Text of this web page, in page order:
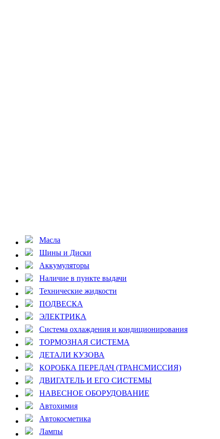
Масла
Шины и Диски
Аккумуляторы
Наличие в пункте выдачи
Технические жидкости
ПОДВЕСКА
ЭЛЕКТРИКА
Система охлаждения и кондиционирования
ТОРМОЗНАЯ СИСТЕМА
ДЕТАЛИ КУЗОВА
КОРОБКА ПЕРЕДАЧ (ТРАНСМИССИЯ)
ДВИГАТЕЛЬ И ЕГО СИСТЕМЫ
НАВЕСНОЕ ОБОРУДОВАНИЕ
Автохимия
Автокосметика
Лампы